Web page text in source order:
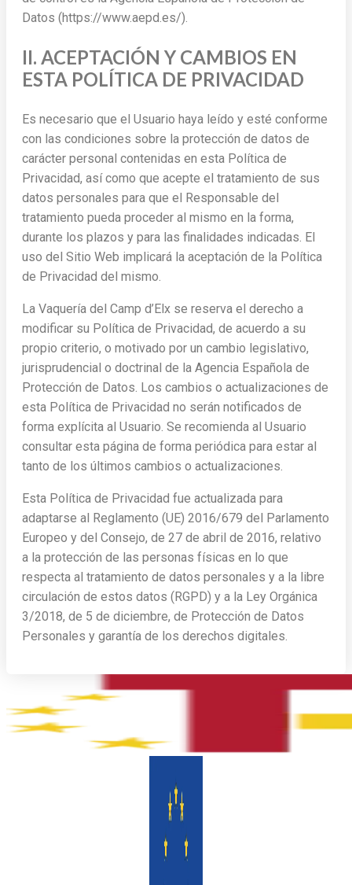
Datos (https://www.aepd.es/).
II. ACEPTACIÓN Y CAMBIOS EN
ESTA POLÍTICA DE PRIVACIDAD
Es necesario que el Usuario haya leído y esté conforme
con las condiciones sobre la protección de datos de
carácter personal contenidas en esta Política de
Privacidad, así como que acepte el tratamiento de sus
datos personales para que el Responsable del
tratamiento pueda proceder al mismo en la forma,
durante los plazos y para las finalidades indicadas. El
uso del Sitio Web implicará la aceptación de la Política
de Privacidad del mismo.
La Vaquería del Camp d’Elx se reserva el derecho a
modificar su Política de Privacidad, de acuerdo a su
propio criterio, o motivado por un cambio legislativo,
jurisprudencial o doctrinal de la Agencia Española de
Protección de Datos. Los cambios o actualizaciones de
esta Política de Privacidad no serán notificados de
forma explícita al Usuario. Se recomienda al Usuario
consultar esta página de forma periódica para estar al
tanto de los últimos cambios o actualizaciones.
Esta Política de Privacidad fue actualizada para
adaptarse al Reglamento (UE) 2016/679 del Parlamento
Europeo y del Consejo, de 27 de abril de 2016, relativo
a la protección de las personas físicas en lo que
respecta al tratamiento de datos personales y a la libre
circulación de estos datos (RGPD) y a la Ley Orgánica
3/2018, de 5 de diciembre, de Protección de Datos
Personales y garantía de los derechos digitales.